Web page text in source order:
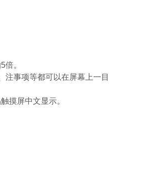
。
注事项等都可以在屏幕上一目
摸屏中文显示。